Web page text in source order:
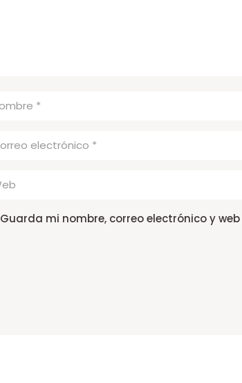
Guarda mi nombre, correo electrónico y